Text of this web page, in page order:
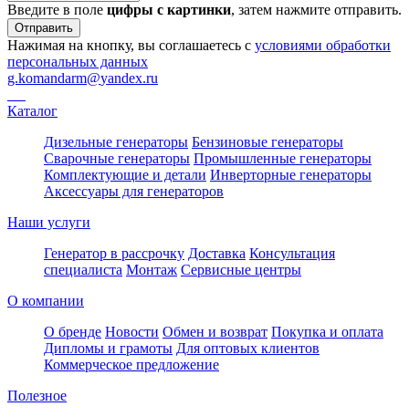
Введите в поле цифры c картинки, затем нажмите отправить.
Отправить
Нажимая на кнопку, вы соглашаетесь с условиями обработки
персональных данных
g.komandarm@yandex.ru
Каталог
Дизельные генераторы Бензиновые генераторы
Сварочные генераторы Промышленные генераторы
Комплектующие и детали Инверторные генераторы
Аксессуары для генераторов
Наши услуги
Генератор в рассрочку Доставка Консультация
специалиста Монтаж Сервисные центры
О компании
О бренде Новости Обмен и возврат Покупка и оплата
Дипломы и грамоты Для оптовых клиентов
Коммерческое предложение
Полезное